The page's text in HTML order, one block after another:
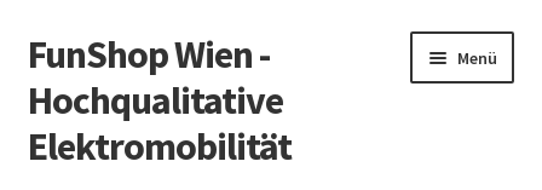
Zur
Navigation
springen
Zum
Inhalt
springen
FunShop Wien -
Hochqualitative
Elektromobilität
Menü